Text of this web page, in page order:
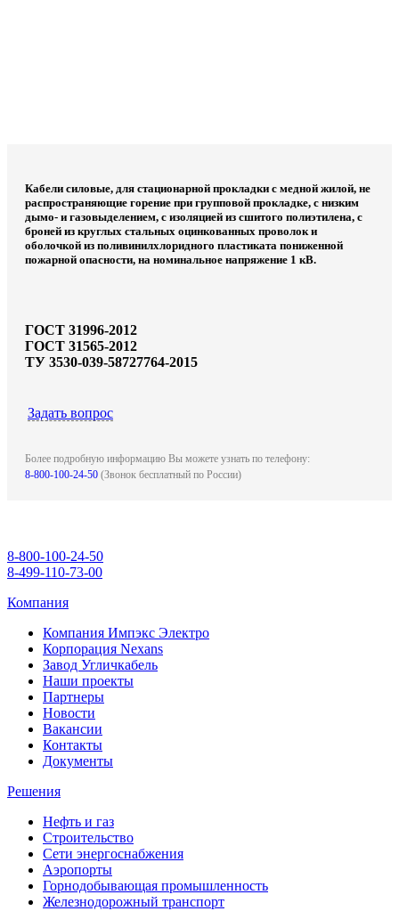
Кабели силовые, для стационарной прокладки с медной жилой, не
распространяющие горение при групповой прокладке, с низким
дымо- и газовыделением, с изоляцией из сшитого полиэтилена, с
броней из круглых стальных оцинкованных проволок и
оболочкой из поливинилхлоридного пластиката пониженной
пожарной опасности, на номинальное напряжение 1 кВ.
ГОСТ 31996-2012
ГОСТ 31565-2012
ТУ 3530-039-58727764-2015
Задать вопрос
Более подробную информацию Вы можете узнать по телефону:
8-800-100-24-50 (Звонок бесплатный по России)
8-800-100-24-50
8-499-110-73-00
Компания
Компания Импэкс Электро
Корпорация Nexans
Завод Угличкабель
Наши проекты
Партнеры
Новости
Вакансии
Контакты
Документы
Решения
Нефть и газ
Строительство
Сети энергоснабжения
Аэропорты
Горнодобывающая промышленность
Железнодорожный транспорт